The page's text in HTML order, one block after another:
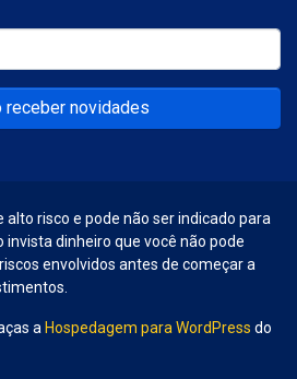
receber novidades
alto risco e pode não ser indicado para
invista dinheiro que você não pode
envolvidos antes de começar a
a Hospedagem para WordPress do